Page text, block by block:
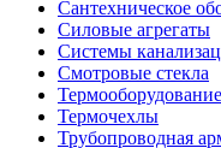
Сантехническое
Силовые агрегаты
Системы
Смотровые стекла
Термооборудование
Термочехлы
Трубопроводная